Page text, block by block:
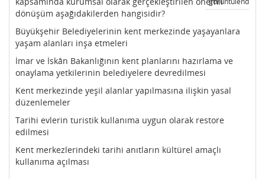
dönüşüm aşağıdakilerden hangisidir?
Büyükşehir Belediyelerinin kent merkezinde yaşayanlara
yaşam alanları inşa etmeleri
İmar ve İskân Bakanlığının kent planlarını hazırlama ve
onaylama yetkilerinin belediyelere devredilmesi
Kent merkezinde yeşil alanlar yapılmasına ilişkin yasal
düzenlemeler
Tarihi evlerin turistik kullanıma uygun olarak restore
edilmesi
Kent merkezlerindeki tarihi anıtların kültürel amaçlı
kullanıma açılması